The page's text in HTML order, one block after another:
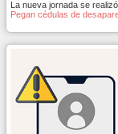
La nueva jornada se
Pegan cédulas de